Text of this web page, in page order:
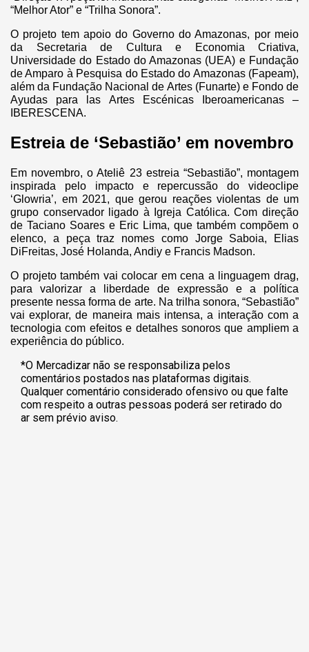
“Melhor Ator” e “Trilha Sonora”.
O projeto tem apoio do Governo do Amazonas, por meio
da Secretaria de Cultura e Economia Criativa,
Universidade do Estado do Amazonas (UEA) e Fundação
de Amparo à Pesquisa do Estado do Amazonas (Fapeam),
além da Fundação Nacional de Artes (Funarte) e Fondo de
Ayudas para las Artes Escénicas Iberoamericanas –
IBERESCENA.
Estreia de ‘Sebastião’ em novembro
Em novembro, o Ateliê 23 estreia “Sebastião”, montagem
inspirada pelo impacto e repercussão do videoclipe
‘Glowria’, em 2021, que gerou reações violentas de um
grupo conservador ligado à Igreja Católica. Com direção
de Taciano Soares e Eric Lima, que também compõem o
elenco, a peça traz nomes como Jorge Saboia, Elias
DiFreitas, José Holanda, Andiy e Francis Madson.
O projeto também vai colocar em cena a linguagem drag,
para valorizar a liberdade de expressão e a política
presente nessa forma de arte. Na trilha sonora, “Sebastião”
vai explorar, de maneira mais intensa, a interação com a
tecnologia com efeitos e detalhes sonoros que ampliem a
experiência do público.
*O Mercadizar não se responsabiliza pelos
comentários postados nas plataformas digitais.
Qualquer comentário considerado ofensivo ou que falte
com respeito a outras pessoas poderá ser retirado do
ar sem prévio aviso.